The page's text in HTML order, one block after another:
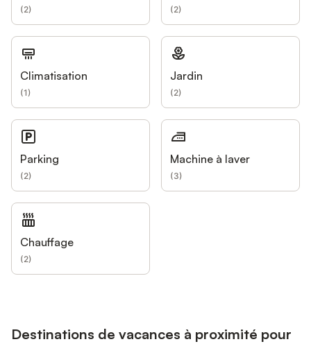
(2) (2)
Climatisation
(1)
Jardin
(2)
Parking
(2)
Machine à laver
(3)
Chauffage
(2)
Destinations de vacances à proximité pour